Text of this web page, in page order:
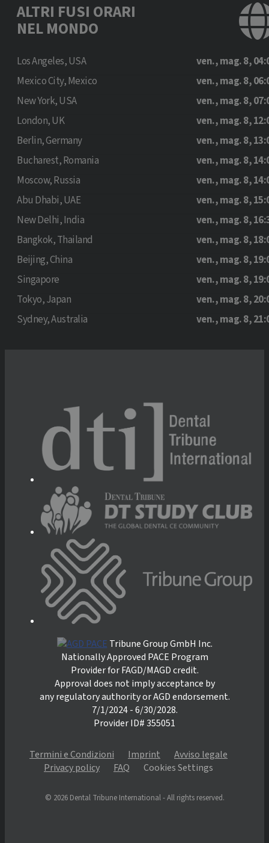
ALTRI FUSI ORARI
NEL MONDO
Los Angeles, USA
ven., mag. 8,
Mexico City, Mexico
ven., mag. 8,
New York, USA
ven., mag. 8,
London, UK
ven., mag. 8,
Berlin, Germany
ven., mag. 8,
Bucharest, Romania
ven., mag. 8,
Moscow, Russia
ven., mag. 8,
Abu Dhabi, UAE
ven., mag. 8,
New Delhi, India
ven., mag. 8,
Bangkok, Thailand
ven., mag. 8,
Beijing, China
ven., mag. 8,
Singapore
ven., mag. 8,
Tokyo, Japan
ven., mag. 8,
Sydney, Australia
ven., mag. 8,
Tribune Group GmbH Inc.
Nationally Approved PACE Program
Provider for FAGD/MAGD credit.
Approval does not imply acceptance by
any regulatory authority or AGD endorsement.
7/1/2024 - 6/30/2028.
Provider ID# 355051
Termini e Condizioni Imprint
Avviso legale
Privacy policy
FAQ Cookies Settings
© 2026 Dental Tribune International - All rights reserved.